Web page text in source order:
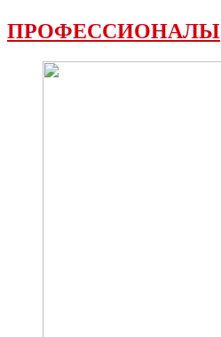
ПРОФЕССИОНАЛЫ